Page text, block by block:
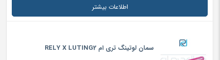
اطلاعات بیشتر
سمان لوتینگ تری ام RELY X LUTING2